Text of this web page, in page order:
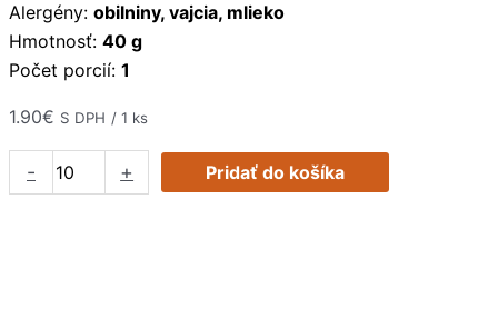
Alergény: obilniny, vajcia, mlieko
Hmotnosť: 40 g
Počet porcií: 1
1.90€ S DPH / 1 ks
- + Pridať do košíka